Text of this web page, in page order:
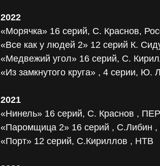
2022
«Морячка» 16 серий, С. Краснов,
«Все как у людей 2» 12 серий К.
«Медвежий угол» 16 серий, С.
«Из замкнутого круга» , 4 серии, Ю.
2021
«Нинель» 16 серий, С. Краснов ,
«Паромщица 2» 16 серий , С.Либин ,
«Порт» 12 серий, С.Кириллов , НТВ